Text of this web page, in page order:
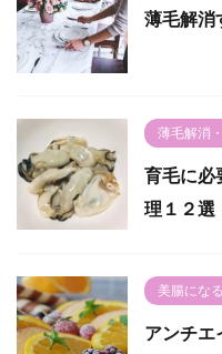
薄毛解消
薄毛解消
育毛に必
理１２選
美腸になる
アンチエ